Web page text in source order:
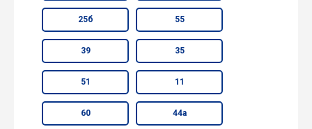
25б 55
39 35
51 11
60 44а